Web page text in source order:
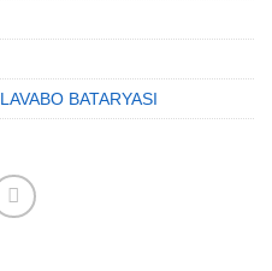
LAVABO BATARYASI